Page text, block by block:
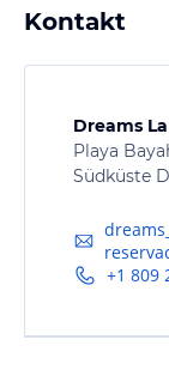
Kontakt
Dreams
Playa
Südküste
+1 809